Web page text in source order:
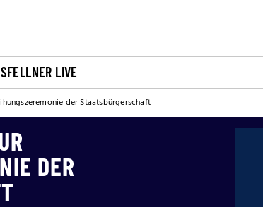
FELLNER LIVE
der Staatsbürgerschaft
DER